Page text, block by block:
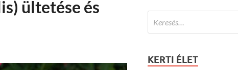
ültetése és
KERTI ÉLET